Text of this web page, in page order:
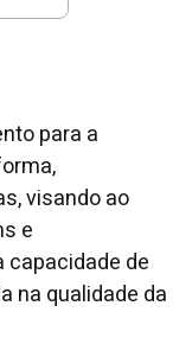
para a
visando ao
e
capacidade de
na qualidade da